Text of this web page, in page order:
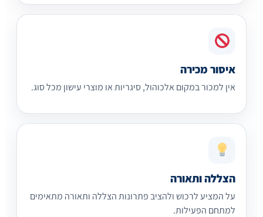
איסור מכירה
אין למכור במקום אלכוהול, סיגריות או מוצרי עישון מכל סוג.
הצללה ותאורה
על המציע לרכוש ולהציב פתרונות הצללה ותאורה מתאימים
למתחם הפעילות.